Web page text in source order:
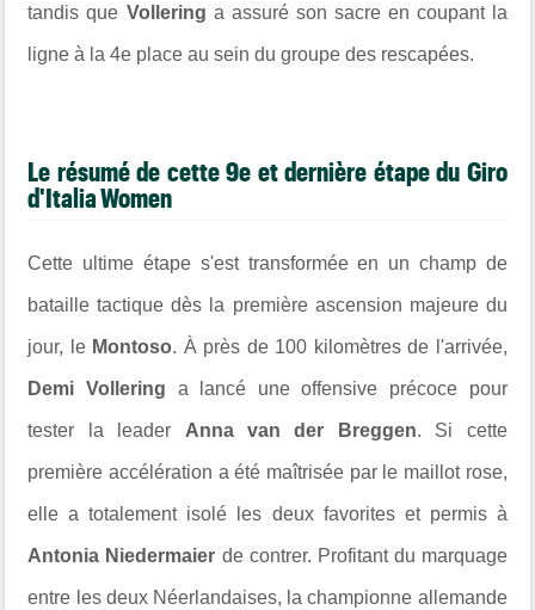
tandis que Vollering a assuré son sacre en coupant la
ligne à la 4e place au sein du groupe des rescapées.
Le résumé de cette 9e et dernière étape du Giro
d'Italia Women
Cette ultime étape s'est transformée en un champ de
bataille tactique dès la première ascension majeure du
jour, le Montoso. À près de 100 kilomètres de l'arrivée,
Demi Vollering a lancé une offensive précoce pour
tester la leader Anna van der Breggen. Si cette
première accélération a été maîtrisée par le maillot rose,
elle a totalement isolé les deux favorites et permis à
Antonia Niedermaier de contrer. Profitant du marquage
entre les deux Néerlandaises, la championne allemande